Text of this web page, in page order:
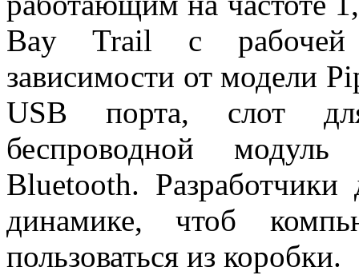
Bay Trail с рабочей
зависимости от модели
USB порта, слот
беспроводной
Bluetooth.
динамике, чтоб
пользоваться из коробки.